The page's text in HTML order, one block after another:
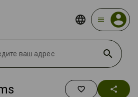
menu
search
favorite_border share